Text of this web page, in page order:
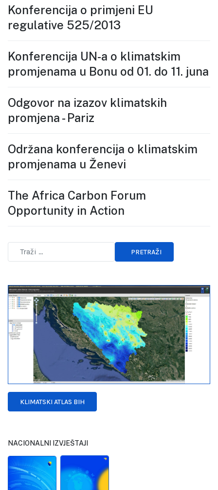
Konferencija o primjeni EU
regulative 525/2013
Konferencija UN-a o klimatskim
promjenama u Bonu od 01. do 11. juna
Odgovor na izazov klimatskih
promjena - Pariz
Održana konferencija o klimatskim
promjenama u Ženevi
The Africa Carbon Forum
Opportunity in Action
PRETRAŽI
KLIMATSKI ATLAS BIH
NACIONALNI IZVJEŠTAJI